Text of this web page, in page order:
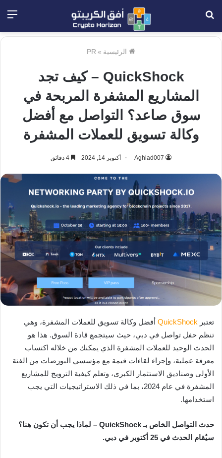
الرئيسية »
PR
QuickShock – كيف تجد
المشاريع المشفرة المربحة في
سوق صاعد؟ التواصل مع أفضل
وكالة تسويق للعملات المشفرة
Aghiad007 أكتوبر 14, 2024
تعتبر QuickShock أفضل وكالة تسويق للعملات المشفرة، وهي
تنظم حفل تواصل في دبي، حيث سيتجمع قادة السوق. هذا هو
الحدث الوحيد للعملات المشفرة الذي يمكنك من خلاله اكتساب
معرفة عملية، وإجراء لقاءات قيمة مع مؤسسي البورصات من الفئة
الأولى وصناديق الاستثمار الكبرى، وتعلم كيفية الترويج للمشاريع
المشفرة في عام 2024، بما في ذلك الاستراتيجيات التي يجب
استخدامها.
حدث التواصل الخاص بـ QuickShock – لماذا يجب أن تكون هنا؟
سيُقام الحدث في 25 أكتوبر في دبي.